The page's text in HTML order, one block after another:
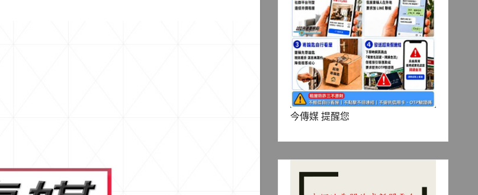
今傳媒 提醒您